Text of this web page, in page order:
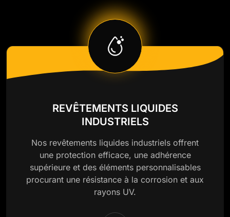
REVÊTEMENTS LIQUIDES
INDUSTRIELS
Nos revêtements liquides industriels offrent
une protection efficace, une adhérence
supérieure et des éléments personnalisables
procurant une résistance à la corrosion et aux
rayons UV.